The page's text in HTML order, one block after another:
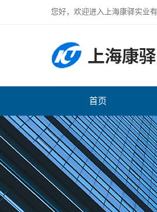
您好，欢迎进入上海康驿实业有
首页